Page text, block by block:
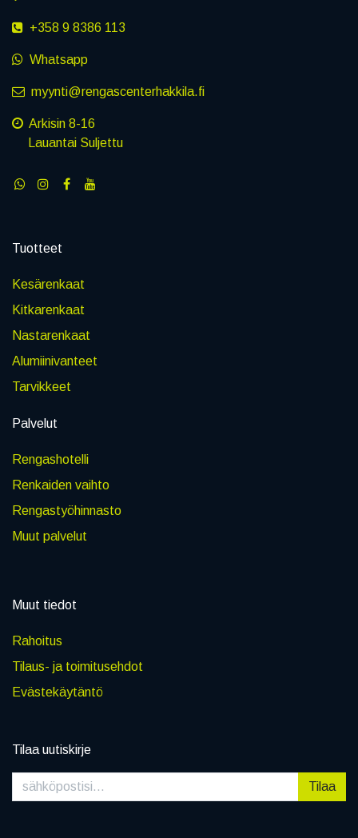
+358 9 8386 113
Whatsapp
myynti@rengascenterhakkila.fi
Arkisin 8-16
Lauantai Suljettu
Tuotteet
Kesärenkaat
Kitkarenkaat
Nastarenkaat
Alumiinivanteet
Tarvikkeet
Palvelut
Rengashotelli
Renkaiden vaihto
Rengastyöhinnasto
Muut palvelut
Muut tiedot
Rahoitus
Tilaus- ja toimitusehdot
Evästekäytäntö
Tilaa uutiskirje
Tilaa